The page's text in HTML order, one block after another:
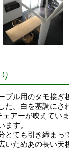
ブル用のタモ接ぎ
た。白を基調にさ
ェアーが映えてい
ます。
とても引き締まっ
いためあの長い天